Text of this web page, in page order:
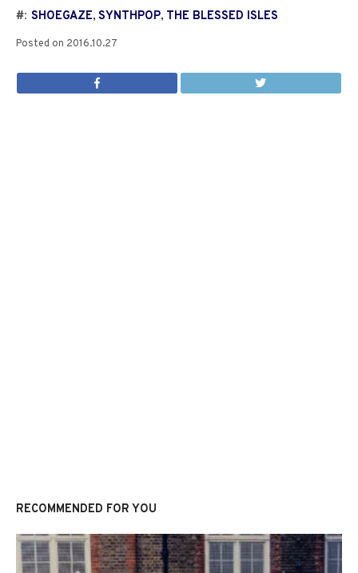
#: SHOEGAZE, SYNTHPOP, THE BLESSED ISLES
Posted on 2016.10.27
RECOMMENDED FOR YOU